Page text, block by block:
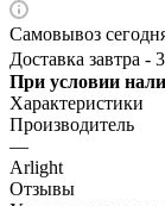
Самовывоз
Доставка завтра -
При условии
Характеристики
Производитель
—
Arlight
Отзывы